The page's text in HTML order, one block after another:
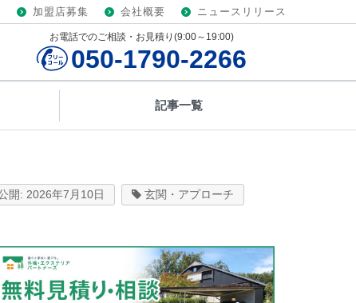
加盟店募集 会社概要 ニュースリリース
お電話でのご相談・お見積り(9:00～19:00)
050-1790-2266
記事一覧
2026年7月10日 玄関・アプローチ